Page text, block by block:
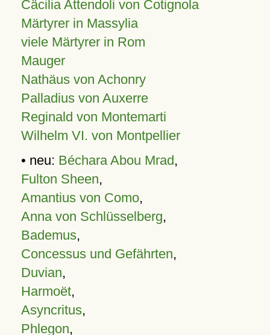
Cäcilia Attendoli von Cotignola
Märtyrer in Massylia
viele Märtyrer in Rom
Mauger
Nathäus von Achonry
Palladius von Auxerre
Reginald von Montemarti
Wilhelm VI. von Montpellier
• neu: Béchara Abou Mrad,
Fulton Sheen,
Amantius von Como,
Anna von Schlüsselberg,
Bademus,
Concessus und Gefährten,
Duvian,
Harmoët,
Asyncritus,
Phlegon,